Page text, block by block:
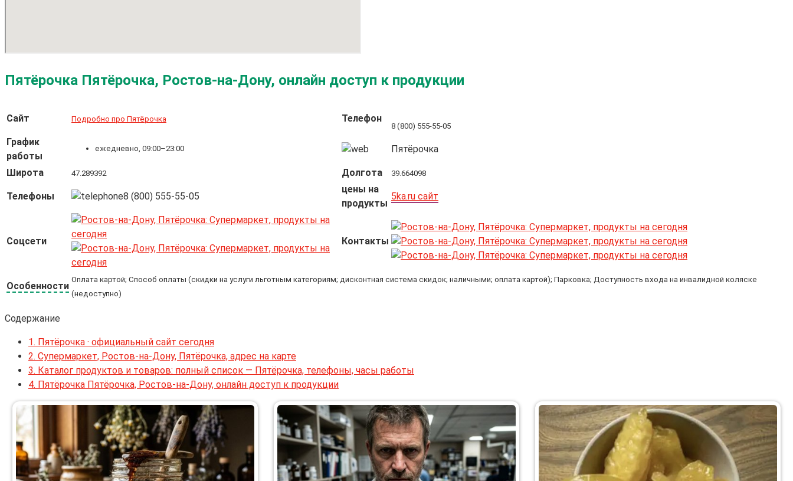
Пятёрочка Пятёрочка, Ростов-на-Дону, онлайн доступ к продукции
Сайт Подробно про Пятёрочка Телефон
8 (800) 555-55-05
График
работы
ежедневно, 09:00–23:00 Пятёрочка
Широта 47.289392 Долгота 39.664098
Телефоны 8 (800) 555-55-05
цены на
продукты
5ka.ru сайт
Соцсети Контакты
Особенности
Оплата картой; Способ оплаты (скидки на услуги льготным категориям; дисконтная система скидок; наличными; оплата картой); Парковка; Доступность входа на инвалидной коляске
(недоступно)
Содержание
1. Пятёрочка · официальный сайт сегодня
2. Супермаркет, Ростов-на-Дону, Пятёрочка, адрес на карте
3. Каталог продуктов и товаров: полный список — Пятёрочка, телефоны, часы работы
4. Пятёрочка Пятёрочка, Ростов-на-Дону, онлайн доступ к продукции